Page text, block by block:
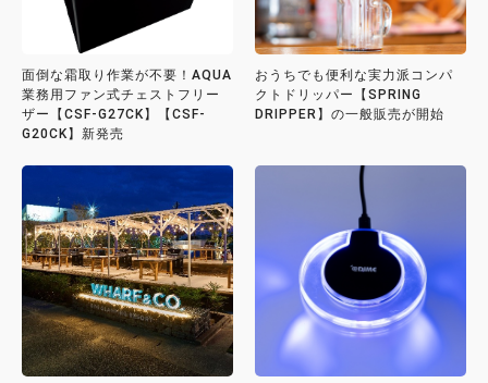
面倒な霜取り作業が不要！AQUA
業務用ファン式チェストフリー
ザー【CSF-G27CK】【CSF-
G20CK】新発売
おうちでも便利な実力派コンパ
クトドリッパー【SPRING
DRIPPER】の一般販売が開始